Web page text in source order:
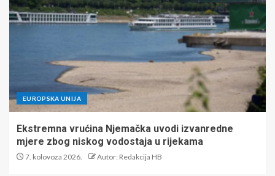
EUROPSKA UNIJA
Ekstremna vrućina Njemačka uvodi izvanredne
mjere zbog niskog vodostaja u rijekama
7. kolovoza 2026. Autor: Redakcija HB